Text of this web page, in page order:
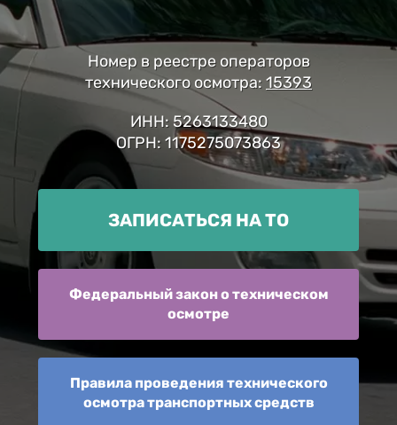
Номер в реестре операторов
технического осмотра: 15393
ИНН: 5263133480
ОГРН: 1175275073863
ЗАПИСАТЬСЯ НА ТО
Федеральный закон о техническом
осмотре
Правила проведения технического
осмотра транспортных средств